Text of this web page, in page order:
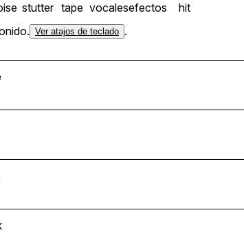
stutter tape vocalesefectos
hit
Ver atajos de teclado .